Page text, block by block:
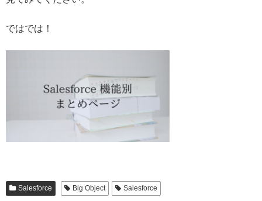
ではでは！
Salesforce Big Object Salesforce